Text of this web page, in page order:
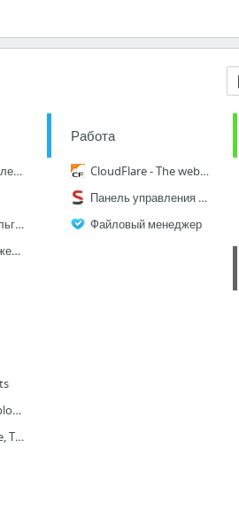
Фриланс сайт удаленной работы №1. Фрилансеры, работа на дому, freelance : FL.ru
Черная ведьма Ольга. Магия Любовная. Магия черная. Привороты. Порчи. Гадания.
NemoPro - Снаряжение для подводной охоты. Купить оборудование для дайвинга в интернет-м...
Web Interface - Uploader · Kraken.io
Moz: SEO Software, Tools and Resources for Better Marketing
Работа
CloudFlare - The web performance & security company
Панель управления > Selectel
Файловый менеджер